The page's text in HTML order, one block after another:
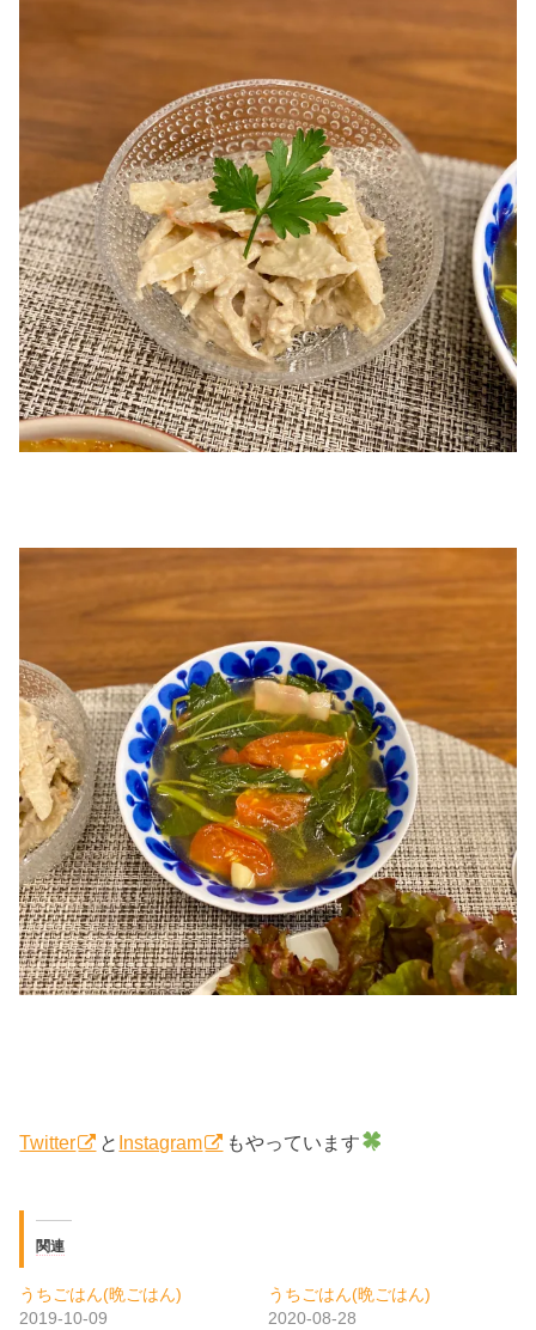
Twitter と Instagram もやっています
関連
うちごはん(晩ごはん)
2019-10-09
うちごはん(晩ごはん)
2020-08-28